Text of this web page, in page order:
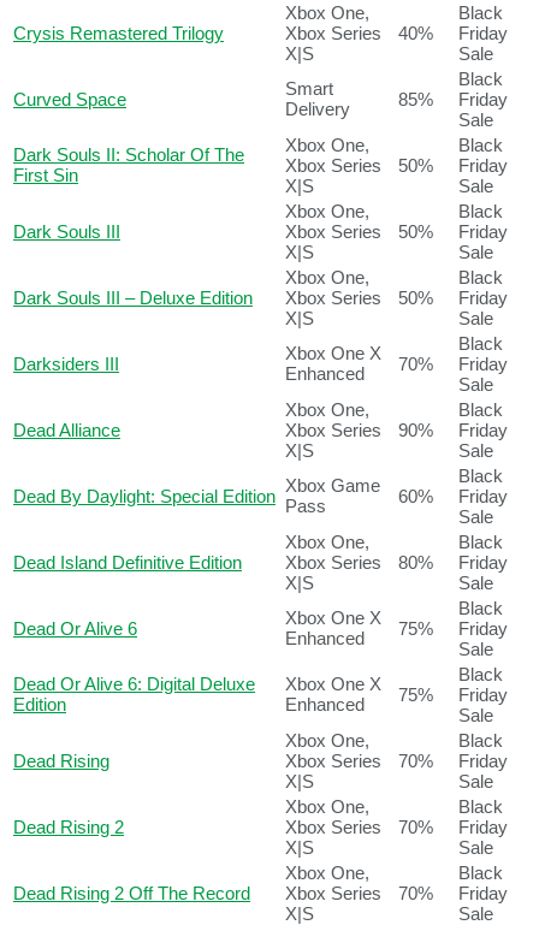
Crysis Remastered Trilogy
Xbox One,
Xbox Series
X|S
40%
Black
Friday
Sale
Curved Space
Smart
Delivery
85%
Black
Friday
Sale
Dark Souls II: Scholar Of The
First Sin
Xbox One,
Xbox Series
X|S
50%
Black
Friday
Sale
Dark Souls III
Xbox One,
Xbox Series
X|S
50%
Black
Friday
Sale
Dark Souls III – Deluxe Edition
Xbox One,
Xbox Series
X|S
50%
Black
Friday
Sale
Darksiders III
Xbox One X
Enhanced
70%
Black
Friday
Sale
Dead Alliance
Xbox One,
Xbox Series
X|S
90%
Black
Friday
Sale
Dead By Daylight: Special Edition
Xbox Game
Pass
60%
Black
Friday
Sale
Dead Island Definitive Edition
Xbox One,
Xbox Series
X|S
80%
Black
Friday
Sale
Dead Or Alive 6
Xbox One X
Enhanced
75%
Black
Friday
Sale
Dead Or Alive 6: Digital Deluxe
Edition
Xbox One X
Enhanced
75%
Black
Friday
Sale
Dead Rising
Xbox One,
Xbox Series
X|S
70%
Black
Friday
Sale
Dead Rising 2
Xbox One,
Xbox Series
X|S
70%
Black
Friday
Sale
Dead Rising 2 Off The Record
Xbox One,
Xbox Series
X|S
70%
Black
Friday
Sale